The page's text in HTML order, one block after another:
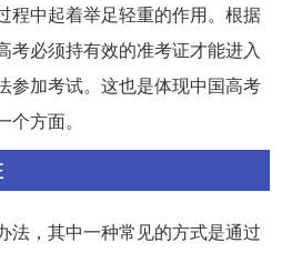
程中起着举足轻重的作用。根据
考必须持有效的准考证才能进入
参加考试。这也是体现中国高考
方面。
法，其中一种常见的方式是通过